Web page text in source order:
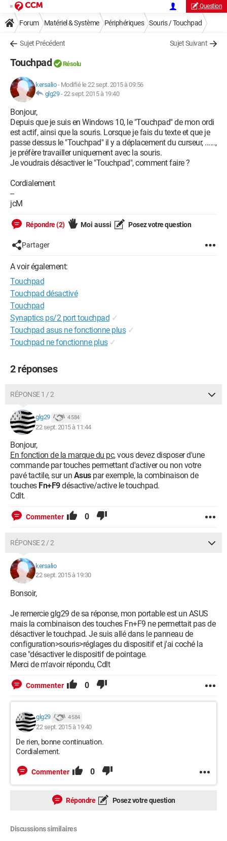
Question
Forum Matériel & Système Périphériques Souris / Touchpad
Sujet Précédent Sujet Suivant
Touchpad Résolu
kersalio- Modifié le 22 sept. 2015 à 09:56
glg29-22 sept. 2015 à 19:40
Bonjour,
Depuis que je suis en Windows 10, le "Touchpad" de mon ordi
est actif, ainsi que la souris. Lorsque je fais du texte et que je
passe dessus le "Touchpad" il y a déplacement du curseur, ......,
je préfère travailler uniquement avec la souris.
Je voudrais désactiver le "Touchpad", comment faire ?
Cordialement
--
jcM
Répondre (2) Moi aussi Posez votre question
Partager
A voir également:
Touchpad
Touchpad désactivé
Touchpad
Synaptics ps/2 port touchpad ✓
Touchpad asus ne fonctionne plus ✓
Touchpad ne fonctionne plus ✓
2 réponses
RÉPONSE 1 / 2
glg29 4 584
22 sept. 2015 à 11:44
Bonjour,
En fonction de la marque du pc, vous devez disposer d'une
commande par touches permettant d'activer ou non votre
pavé tactile, sur un Asuspar exemple, la combinaison de
touches Fn+F9désactive/active le touchpad.
Cdlt.
Commenter 0
RÉPONSE 2 / 2
kersalio
22 sept. 2015 à 19:30
Bonsoir,
Je remercie glg29 de sa réponse, mon portable est un ASUS
mais la combinaison des touches Fn+F9 ne permettait pas de
désactiver le touchpad. Je suis allé dans le panneau de
configuration>souris>réglages du dispositif et j'ai coché la
case "désactiver le dispositif de pointage.
Merci de m'avoir répondu, Cdlt
Commenter 0
glg29 4 584
22 sept. 2015 à 19:40
De rien, bonne continuation.
Cordialement.
Commenter 0
Répondre Posez votre question
Discussions similaires